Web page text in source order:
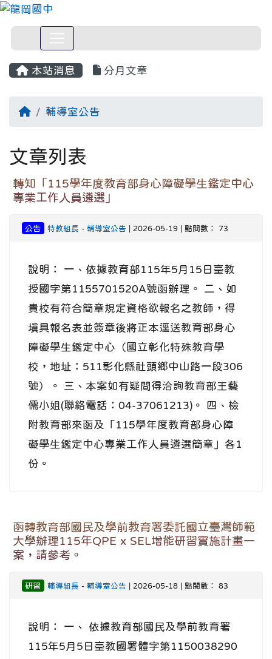
本站消息 分月文章
回首頁輔導室公告
文章列表
轉知「115學年度教育部身心障礙學生鑑定中心
專業工作人員遴選」
公告 特教組長 - 輔導室公告 | 2026-05-19 | 點閱數： 73
說明： 一、依據教育部115年5月15日臺教
授國字第1155701520A號函辦理。 二、如
貴校有符合簡章規定資格欲報名之教師，得
填具報名表並簽章後將正本逕送教育部身心
障礙學生鑑定中心（國立彰化特殊教育學
校，地址：511彰化縣社頭鄉中山路一段306
號）。 三、本案如有疑問得洽詢教育部王藝
儒小姐(聯絡電話：04-37061213)。 四、檢
附教育部來函及「115學年度教育部身心障
礙學生鑑定中心專業工作人員遴選簡章」各1
份。
函轉教育部國民及學前教育署委託國立臺灣師範
大學辦理115年QPE x SEL增能研習實施計畫一
案，請參考。
研習 輔導組長 - 輔導室公告 | 2026-05-18 | 點閱數： 83
說明： 一、 依據教育部國民及學前教育署
115年5月5日臺教國署體字第1150038290